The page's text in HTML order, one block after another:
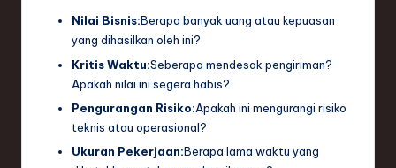
Nilai Bisnis:Berapa banyak uang atau kepuasan
yang dihasilkan oleh ini?
Kritis Waktu:Seberapa mendesak pengiriman?
Apakah nilai ini segera habis?
Pengurangan Risiko:Apakah ini mengurangi risiko
teknis atau operasional?
Ukuran Pekerjaan:Berapa lama waktu yang